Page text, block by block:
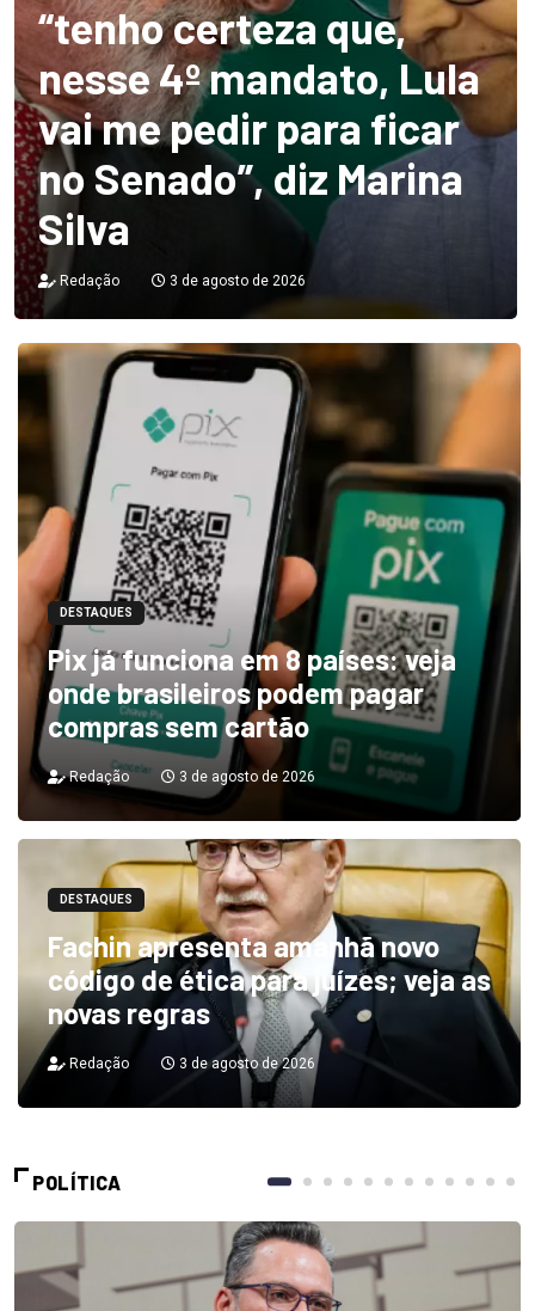
“tenho certeza que,
nesse 4º mandato, Lula
vai me pedir para ficar
no Senado”, diz Marina
Silva
Redação 3 de agosto de 2026
DESTAQUES
Pix já funciona em 8 países: veja
onde brasileiros podem pagar
compras sem cartão
Redação 3 de agosto de 2026
DESTAQUES
Fachin apresenta amanhã novo
código de ética para juízes; veja as
novas regras
Redação 3 de agosto de 2026
POLÍTICA